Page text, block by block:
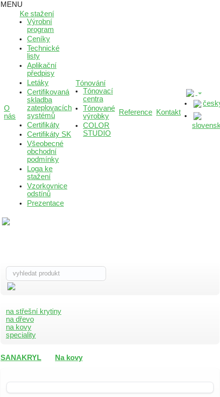
MENU
O
nás
Ke stažení
Výrobní
program
Ceníky
Technické
listy
Aplikační
předpisy
Letáky
Certifikovaná
skladba
zateplovacích
systémů
Certifikáty
Certifikáty SK
Všeobecné
obchodní
podmínky
Loga ke
stažení
Vzorkovnice
odstínů
Prezentace
Tónování
Tónovací
centra
Tónované
výrobky
COLOR
STUDIO
Reference Kontakt
na střešní krytiny
na dřevo
na kovy
speciality
SANAKRYL Na kovy